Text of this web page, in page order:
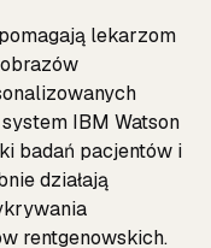
lekarzom
IBM Watson
badań pacjentów i
działają
rentgenowskich.